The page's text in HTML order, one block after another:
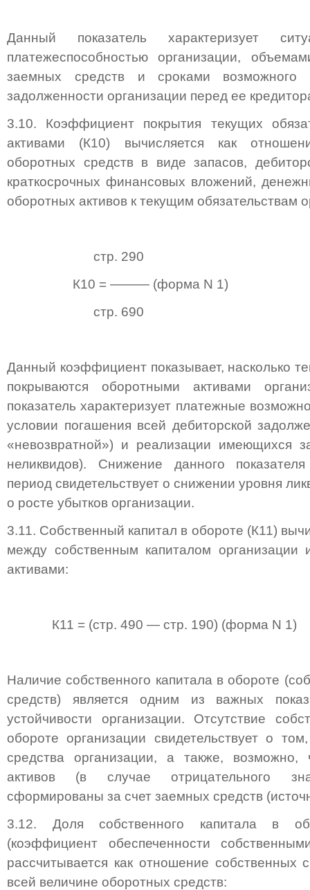
Данный показатель характеризует
платежеспособностью организации,
заемных средств и сроками возможного
задолженности организации перед ее
3.10. Коэффициент покрытия текущих
активами (К10) вычисляется как
оборотных средств в виде запасов,
краткосрочных финансовых вложений,
оборотных активов к текущим обязательствам
стр. 290
К10 = ——— (форма N 1)
стр. 690
Данный коэффициент показывает, насколько
покрываются оборотными активами
показатель характеризует платежные
условии погашения всей дебиторской
«невозвратной») и реализации имеющихся
неликвидов). Снижение данного
период свидетельствует о снижении уровня
о росте убытков организации.
3.11. Собственный капитал в обороте (К11)
между собственным капиталом
активами:
К11 = (стр. 490 — стр. 190) (форма N 1)
Наличие собственного капитала в обороте
средств) является одним из важных
устойчивости организации. Отсутствие
обороте организации свидетельствует о
средства организации, а также, возможно,
активов (в случае отрицательного
сформированы за счет заемных средств
3.12. Доля собственного капитала в
(коэффициент обеспеченности
рассчитывается как отношение собственных
всей величине оборотных средств: